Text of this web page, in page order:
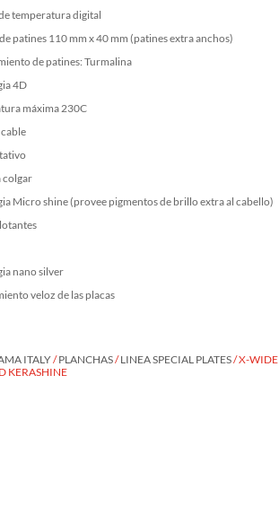
temperatura digital
patines 110 mm x 40 mm (patines extra anchos)
de patines: Turmalina
4D
máxima 230C
colgar
Micro shine (provee pigmentos de brillo extra al cabello)
nano silver
veloz de las placas
ITALY/PLANCHAS/LINEA SPECIAL PLATES/ X-WIDE
KERASHINE